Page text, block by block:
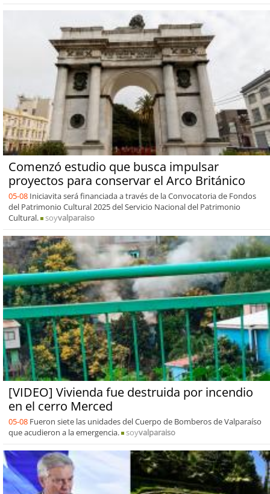
Comenzó estudio que busca impulsar
proyectos para conservar el Arco Británico
05-08 Iniciavita será financiada a través de la Convocatoria de Fondos
del Patrimonio Cultural 2025 del Servicio Nacional del Patrimonio
Cultural.
soyvalparaiso
[VIDEO] Vivienda fue destruida por incendio
en el cerro Merced
05-08 Fueron siete las unidades del Cuerpo de Bomberos de Valparaíso
que acudieron a la emergencia.
soyvalparaiso